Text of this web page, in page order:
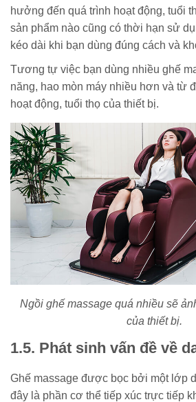
hưởng đến quá trình hoạt động, tuổi
sản phẩm nào cũng có thời hạn sử
kéo dài khi bạn dùng đúng cách và
Tương tự việc bạn dùng nhiều ghế
năng, hao mòn máy nhiều hơn và từ
hoạt động, tuổi thọ của thiết bị.
Ngồi ghế massage quá nhiều sẽ
của thiết bị.
1.5. Phát sinh vấn đề về
Ghế massage được bọc bởi một lớp
đây là phần cơ thể tiếp xúc trực tiếp